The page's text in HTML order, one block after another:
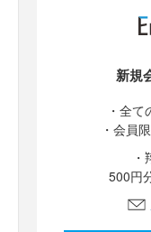
新規
・全
・会員
500円